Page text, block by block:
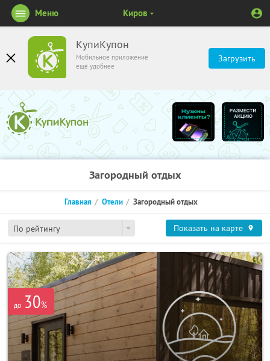
КупиКупон
Мобильное приложение
ещё удобнее
Загрузить
Меню Киров
Загородный отдых
По рейтингу
Главная Отели Загородный отдых
Показать на карте
до 30%